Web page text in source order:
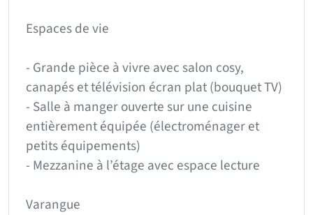
Espaces de vie
- Grande pièce à vivre avec salon cosy,
canapés et télévision écran plat (bouquet TV)
- Salle à manger ouverte sur une cuisine
entièrement équipée (électroménager et
petits équipements)
- Mezzanine à l’étage avec espace lecture
Varangue